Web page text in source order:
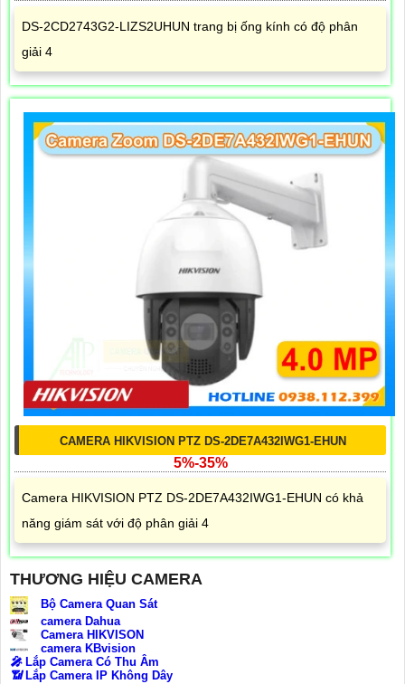
DS-2CD2743G2-LIZS2UHUN trang bị ống kính có độ phân
giải 4
CAMERA HIKVISION PTZ DS-2DE7A432IWG1-EHUN
5%-35%
Camera HIKVISION PTZ DS-2DE7A432IWG1-EHUN có khả
năng giám sát với độ phân giải 4
THƯƠNG HIỆU CAMERA
Bộ Camera Quan Sát
camera Dahua
Camera HIKVISON
camera KBvision
️🎤️ Lắp Camera Có Thu Âm
📶 Lắp Camera IP Không Dây